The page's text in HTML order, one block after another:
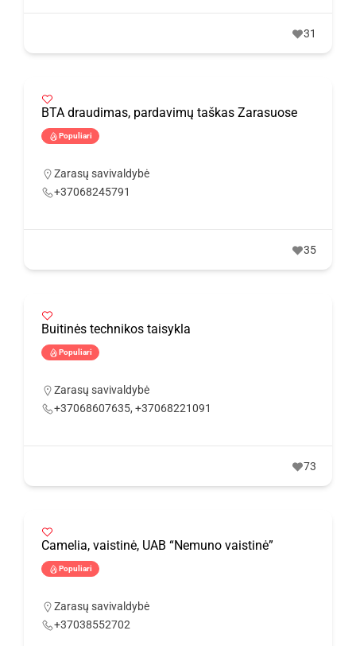
31
BTA draudimas, pardavimų taškas Zarasuose
Populiari
Zarasų savivaldybė
+37068245791
35
Buitinės technikos taisykla
Populiari
Zarasų savivaldybė
+37068607635, +37068221091
73
Camelia, vaistinė, UAB “Nemuno vaistinė”
Populiari
Zarasų savivaldybė
+37038552702